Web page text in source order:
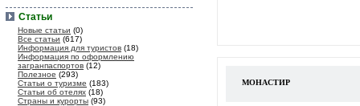
Статьи
Новые статьи (0)
Все статьи (617)
Информация для туристов (18)
Информация по оформлению
загранпаспортов (12)
Полезное (293)
Статьи о туризме (183)
Статьи об отелях (18)
Страны и курорты (93)
МОНАСТИР